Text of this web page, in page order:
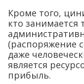
Кроме того,
кто
(распоряжение
даже
является
прибыль.